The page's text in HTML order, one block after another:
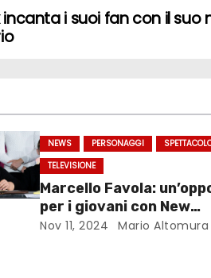
i suoi fan con il suo
NEWS PERSONAGGI
TELEVISIONE
Marcello Favola:
per i giovani con New
Generations
Nov 11, 2024 Mario Altomura